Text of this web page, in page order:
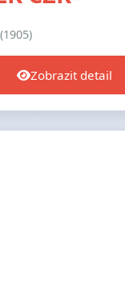
Zobrazit detail